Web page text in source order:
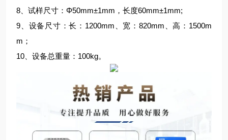
8、试样尺寸：Φ50mm±1mm，长度60mm±1mm;
9、设备尺寸：长：1200mm、宽：820mm、高：1500m
m；
10、设备总重量：100kg。